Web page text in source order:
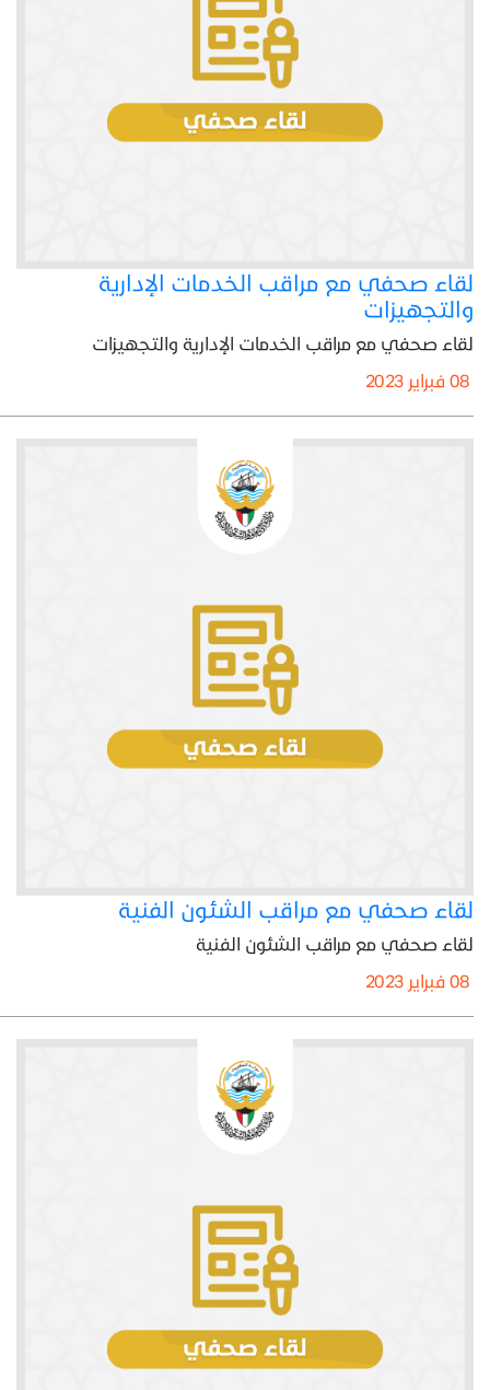
لقاء صحفي مع مراقب الخدمات الإدارية
والتجهيزات
لقاء صحفي مع مراقب الخدمات الإدارية والتجهيزات
لقاء صحفي مع مراقب الشئون الفنية
لقاء صحفي مع مراقب الشئون الفنية